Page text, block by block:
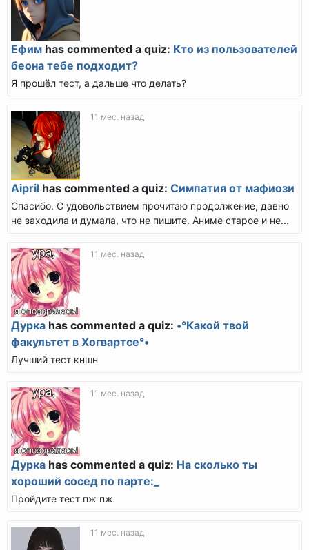
Ефим has commented a quiz: Кто из пользователей
беона тебе подходит?
Я прошёл тест, а дальше что делать?
11 мес. назад
Aipril has commented a quiz: Симпатия от мафиози
Спасибо. С удовольствием прочитаю продолжение, давно
не заходила и думала, что не пишите. Аниме старое и не...
11 мес. назад
Дурка has commented a quiz: •°Какой твой
факультет в Хогвартсе°•
Лучший тест кншн
11 мес. назад
Дурка has commented a quiz: На сколько ты
хороший сосед по парте:_
Пройдите тест пж пж
11 мес. назад